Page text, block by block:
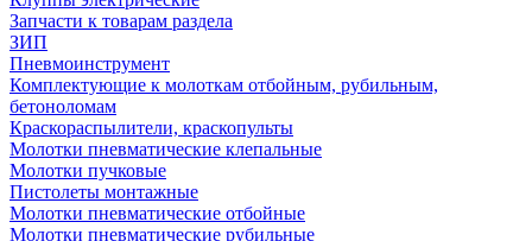
Запчасти к товарам раздела
ЗИП
Пневмоинструмент
Комплектующие к молоткам отбойным, рубильным,
бетоноломам
Краскораспылители, краскопульты
Молотки пневматические клепальные
Молотки пучковые
Пистолеты монтажные
Молотки пневматические отбойные
Молотки пневматические рубильные